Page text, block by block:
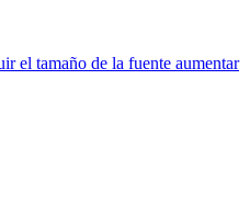
el tamaño de la fuente aumentar